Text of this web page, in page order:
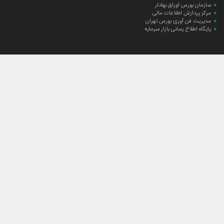
سازمان بورس اوراق بهادار
مرکز پردازش اطلاعات مالی
مدیریت فن آوری بورس تهران
پایگاه اطلاع رسانی بازار سرمایه
ارتباط با صندوق